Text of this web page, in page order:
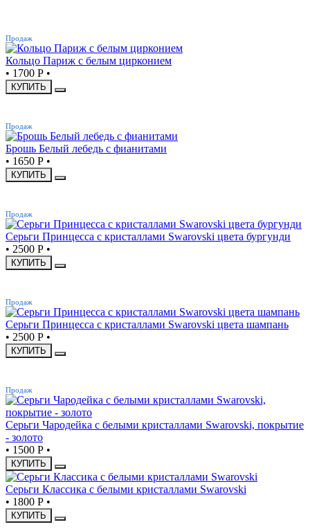
Продаж
Кольцо Париж с белым цирконием
• 1700 Р •
КУПИТЬ
Продаж
Брошь Белый лебедь с фианитами
• 1650 Р •
КУПИТЬ
Продаж
Серьги Принцесса с кристаллами Swarovski цвета бургунди
• 2500 Р •
КУПИТЬ
Продаж
Серьги Принцесса с кристаллами Swarovski цвета шампань
• 2500 Р •
КУПИТЬ
Продаж
Серьги Чародейка с белыми кристаллами Swarovski, покрытие
- золото
• 1500 Р •
КУПИТЬ
Серьги Классика с белыми кристаллами Swarovski
• 1800 Р •
КУПИТЬ